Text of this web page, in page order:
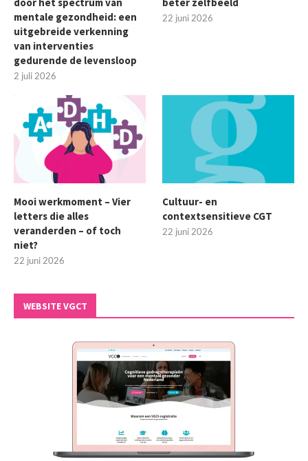
mentale gezondheid: een
uitgebreide verkenning
van interventies
gedurende de levensloop
2 juli 2026
22 juni 2026
Mooi werkmoment – Vier
letters die alles
veranderden – of toch
niet?
22 juni 2026
Cultuur- en
contextsensitieve CGT
22 juni 2026
WEBSITE VGCT